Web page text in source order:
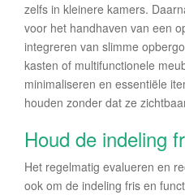
zelfs in kleinere kamers.
voor het handhaven van een
integreren van slimme
kasten of multifunctionele
minimaliseren en essentiële
houden zonder dat ze
Houd de indeling
Het regelmatig evalueren en
ook om de indeling fris en